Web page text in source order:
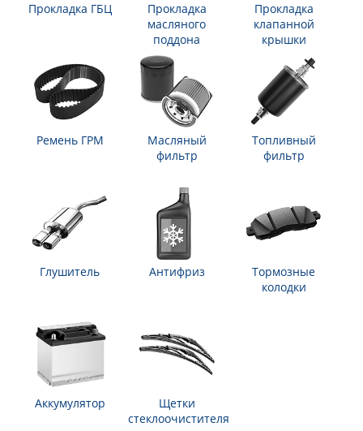
Прокладка ГБЦ
Прокладка
масляного
поддона
Прокладка
клапанной
крышки
Ремень ГРМ
Масляный
фильтр
Топливный
фильтр
Глушитель Антифриз
Тормозные
колодки
Аккумулятор
Щетки
стеклоочистителя